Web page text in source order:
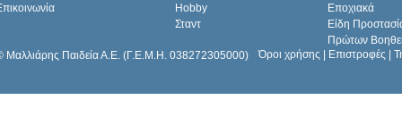
Hobby
Εποχιακά
Σταντ
Είδη
Πρώτων
Μαλλιάρης Παιδεία Α.Ε. (Γ.Ε.Μ.Η. 038272305000)
Όροι χρήσης Επιστροφές